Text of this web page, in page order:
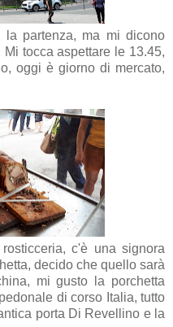
partenza, ma mi dicono
tocca aspettare le 13.45,
oggi è giorno di mercato,
c'è una signora
decido che quello sarà
mi gusto la porchetta
di corso Italia, tutto
porta Di Revellino e la